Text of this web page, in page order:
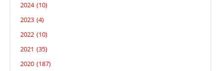
2024 (10)
2023 (4)
2022 (10)
2021 (35)
2020 (187)